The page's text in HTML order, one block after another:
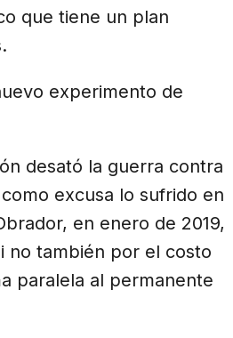
que tiene un plan
experimento de
desató la guerra contra
excusa lo sufrido en
en enero de 2019,
no también por el costo
paralela al permanente